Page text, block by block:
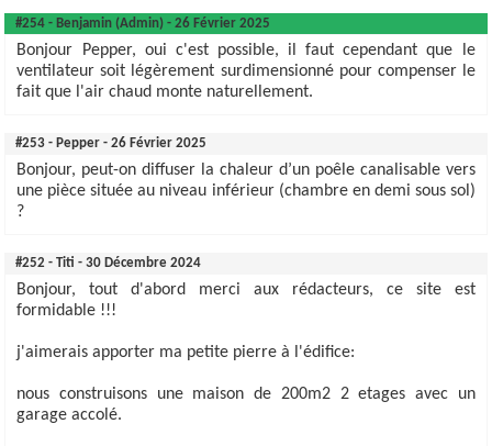
#254 - Benjamin (Admin) - 26 Février 2025
Bonjour Pepper, oui c'est possible, il faut cependant que le
ventilateur soit légèrement surdimensionné pour compenser le
fait que l'air chaud monte naturellement.
#253 - Pepper - 26 Février 2025
Bonjour, peut-on diffuser la chaleur d’un poêle canalisable vers
une pièce située au niveau inférieur (chambre en demi sous sol)
?
#252 - Titi - 30 Décembre 2024
Bonjour, tout d'abord merci aux rédacteurs, ce site est
formidable !!!
j'aimerais apporter ma petite pierre à l'édifice:
nous construisons une maison de 200m2 2 etages avec un
garage accolé.